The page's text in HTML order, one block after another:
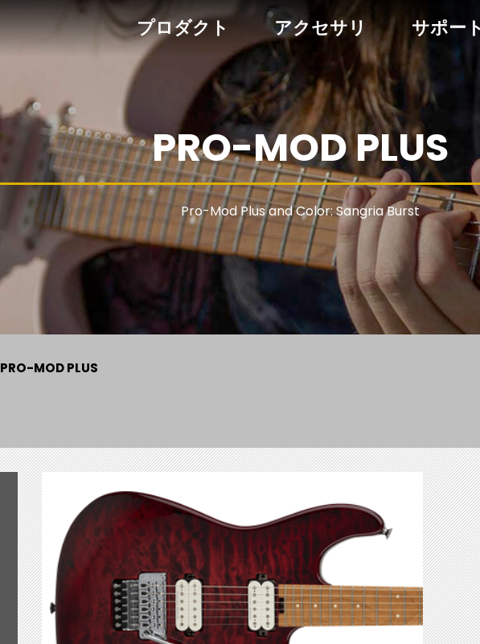
プロダクト アクセサリ サポー
PRO-MOD PLUS
Pro-Mod Plus and Color: Sangria Burst
PRO-MOD PLUS